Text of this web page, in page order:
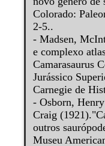
Colorado:
2-5..
- Madsen,
e complexo
Camarasaurus
Jurássico
Carnegie de
- Osborn,
Craig
outros
Museu